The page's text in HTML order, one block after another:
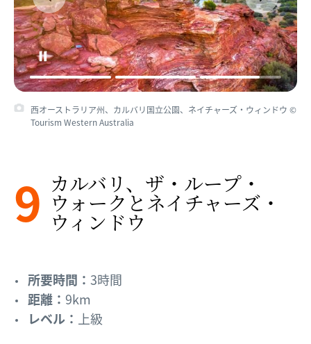
西オーストラリア州、カルバリ国立公園、ネイチャーズ・ウィンドウ ©
Tourism Western Australia
9 カルバリ、​ザ・ループ・
ウォークと​ネイチャーズ・
ウィンドウ
所要時間： 3時間
距離： 9km
レベル： 上級